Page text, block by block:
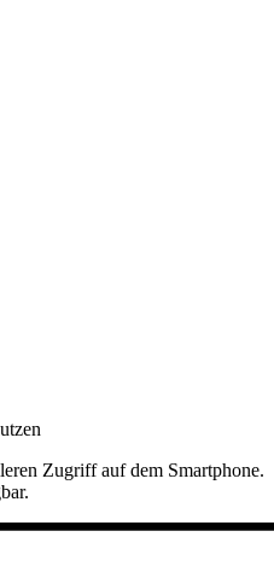
Zugriff auf dem Smartphone.